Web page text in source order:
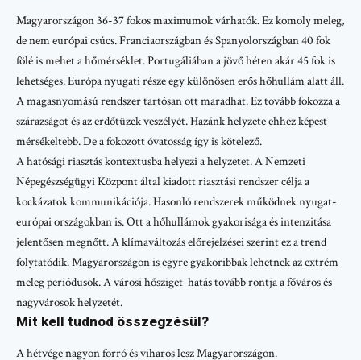
Magyarországon 36-37 fokos maximumok várhatók. Ez komoly meleg,
de nem európai csúcs. Franciaországban és Spanyolországban 40 fok
fölé is mehet a hőmérséklet. Portugáliában a jövő héten akár 45 fok is
lehetséges. Európa nyugati része egy különösen erős hőhullám alatt áll.
A magasnyomású rendszer tartósan ott maradhat. Ez tovább fokozza a
szárazságot és az erdőtüzek veszélyét. Hazánk helyzete ehhez képest
mérsékeltebb. De a fokozott óvatosság így is kötelező.
A hatósági riasztás kontextusba helyezi a helyzetet. A Nemzeti
Népegészségügyi Központ által kiadott riasztási rendszer célja a
kockázatok kommunikációja. Hasonló rendszerek működnek nyugat-
európai országokban is. Ott a hőhullámok gyakorisága és intenzitása
jelentősen megnőtt. A klímaváltozás előrejelzései szerint ez a trend
folytatódik. Magyarországon is egyre gyakoribbak lehetnek az extrém
meleg periódusok. A városi hősziget-hatás tovább rontja a főváros és
nagyvárosok helyzetét.
Mit kell tudnod összegzésül?
A hétvége nagyon forró és viharos lesz Magyarországon.